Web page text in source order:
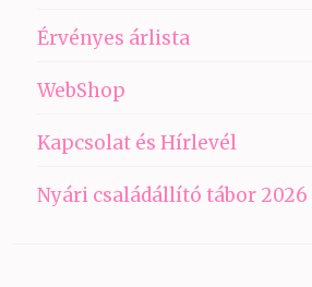
Érvényes árlista
WebShop
Kapcsolat és Hírlevél
Nyári családállító tábor 2026